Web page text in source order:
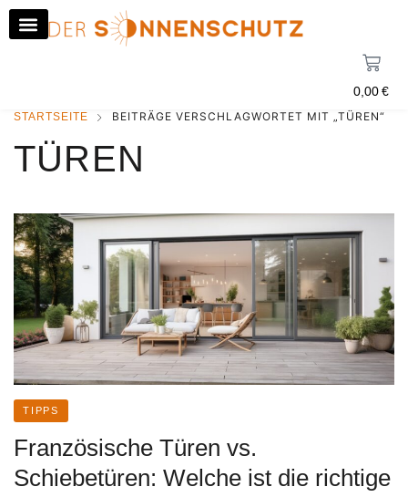
0,00€
STARTSEITE BEITRÄGE VERSCHLAGWORTET MIT „TÜREN“
TÜREN
TIPPS
Französische Türen vs.
Schiebetüren: Welche ist die richtige